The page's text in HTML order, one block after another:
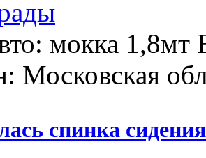
мокка 1,8мт
Московская
спинка сидения